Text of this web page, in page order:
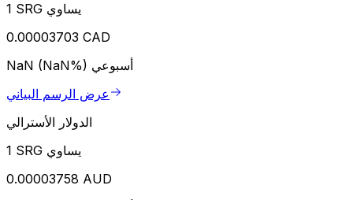
1 SRG يساوي
0.00003703 CAD
NaN (NaN%) أسبوعي
عرض الرسم البياني
الدولار الأسترالي
1 SRG يساوي
0.00003758 AUD